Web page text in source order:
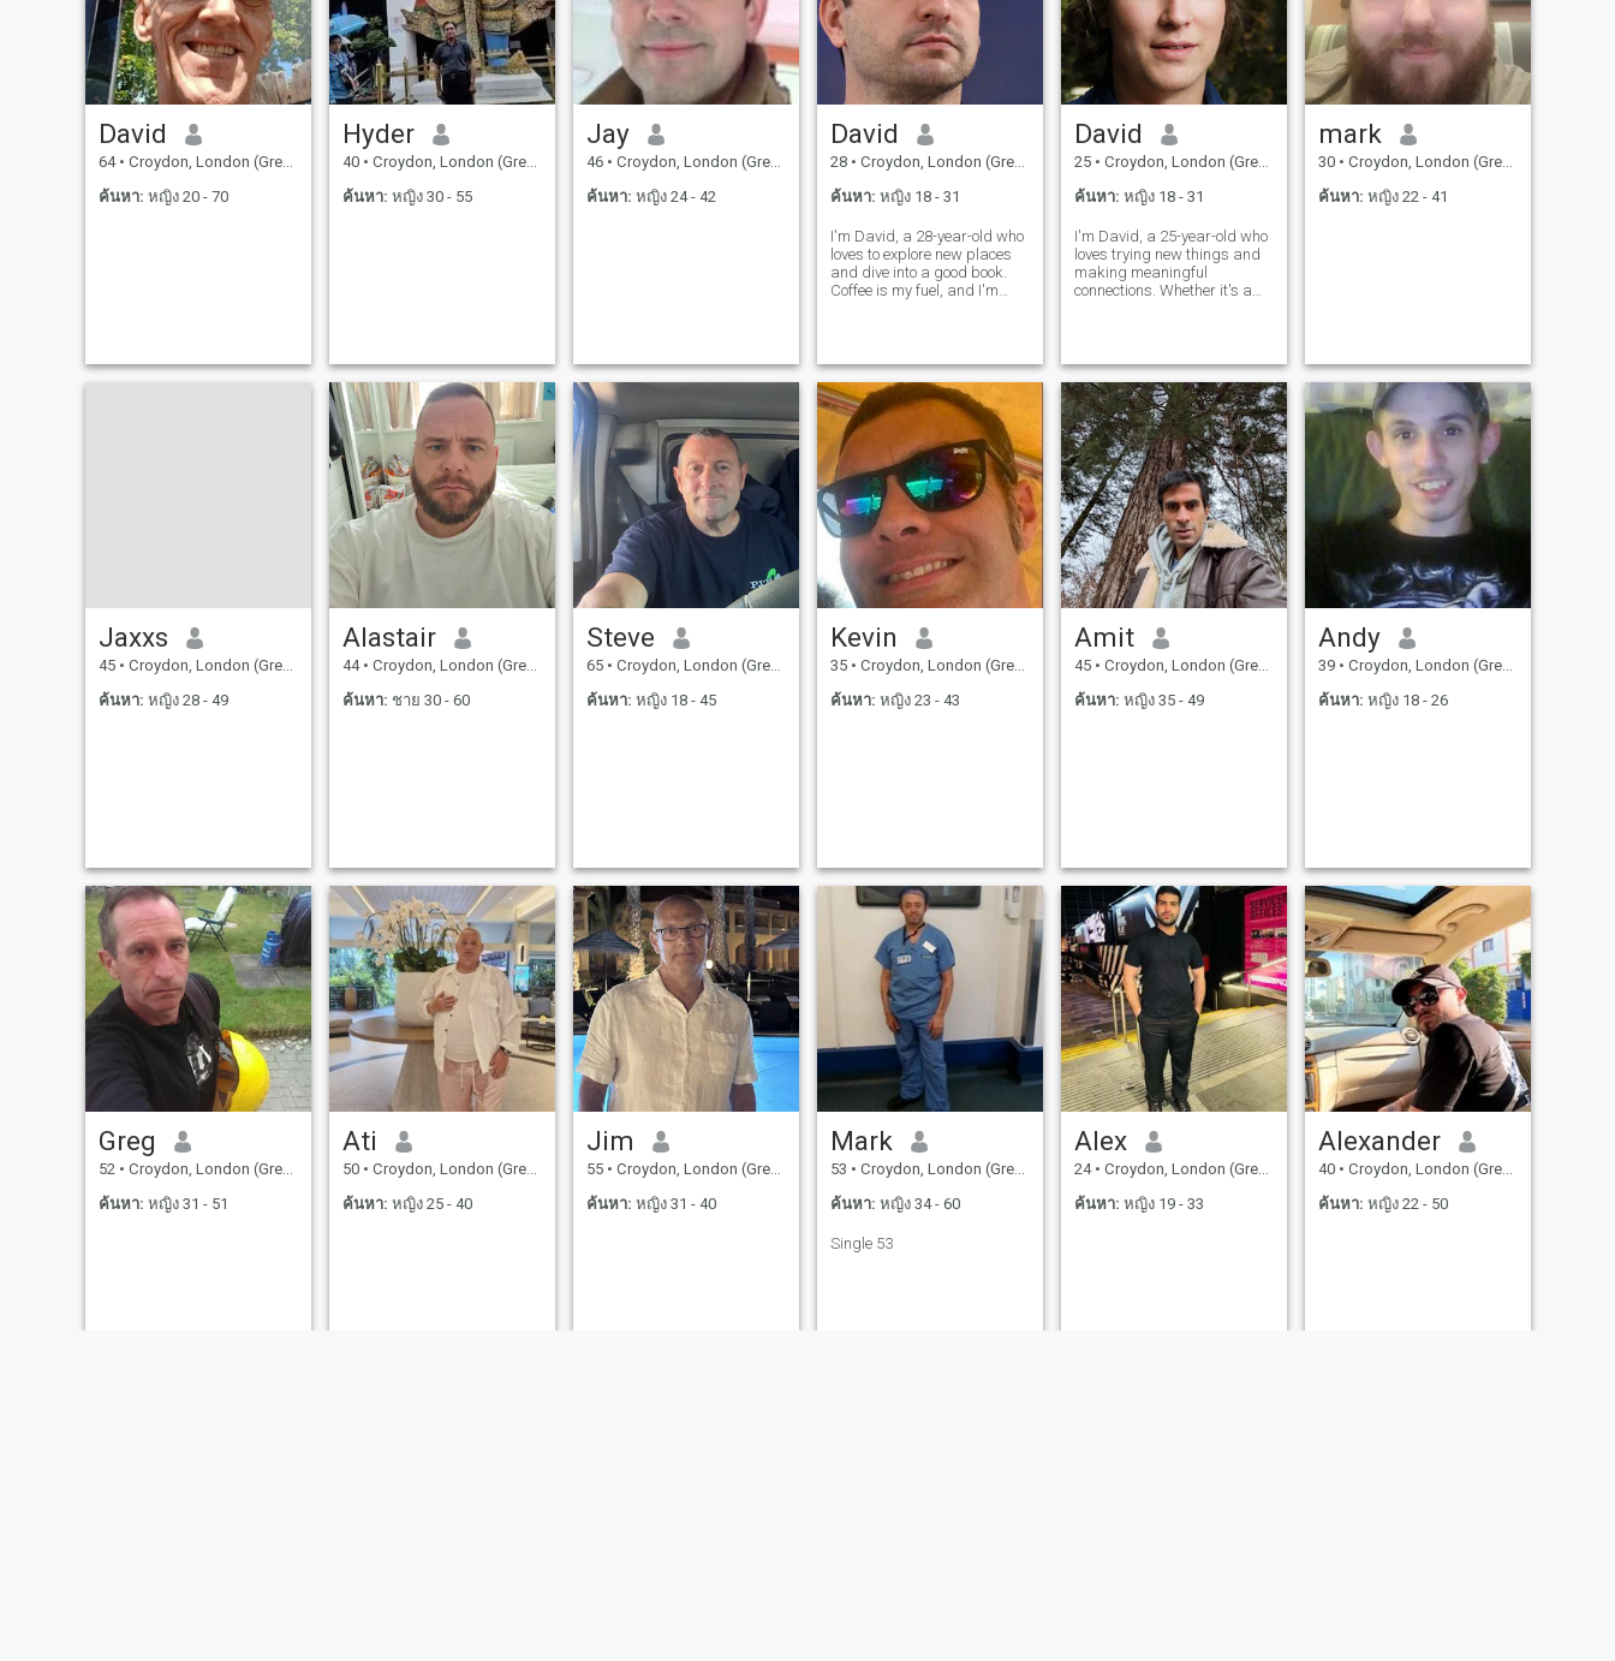
เพราะฉันสบายใจกับการแต่ง
ตัวอย่างเป็นทางการ แต่ฉันก็
ไม่ธรรมดา ผมกําลังมองหา
คนที่ใกล้เคียงกับอายุผม
David
64 • Croydon, London (Greater), อังกฤษ
ค้นหา: หญิง 20 - 70
Hyder
40 • Croydon, London (Greater), อังกฤษ
ค้นหา: หญิง 30 - 55
Jay
46 • Croydon, London (Greater), อังกฤษ
ค้นหา: หญิง 24 - 42
David
28 • Croydon, London (Greater), อังกฤษ
ค้นหา: หญิง 18 - 31
I'm David, a 28-year-old who
loves to explore new places
and dive into a good book.
Coffee is my fuel, and I'm
David
25 • Croydon, London (Greater), อังกฤษ
ค้นหา: หญิง 18 - 31
I'm David, a 25-year-old who
loves trying new things and
making meaningful
connections. Whether it's a
humor, and a sense of
adventure in our relationship.
mark
30 • Croydon, London (Greater), อังกฤษ
ค้นหา: หญิง 22 - 41
Jaxxs
45 • Croydon, London (Greater), อังกฤษ
ค้นหา: หญิง 28 - 49
Alastair
44 • Croydon, London (Greater), อังกฤษ
ค้นหา: ชาย 30 - 60
Steve
65 • Croydon, London (Greater), อังกฤษ
ค้นหา: หญิง 18 - 45
Kevin
35 • Croydon, London (Greater), อังกฤษ
ค้นหา: หญิง 23 - 43
Amit
45 • Croydon, London (Greater), อังกฤษ
ค้นหา: หญิง 35 - 49
Andy
39 • Croydon, London (Greater), อังกฤษ
ค้นหา: หญิง 18 - 26
Greg
52 • Croydon, London (Greater), อังกฤษ
ค้นหา: หญิง 31 - 51
Ati
50 • Croydon, London (Greater), อังกฤษ
ค้นหา: หญิง 25 - 40
Jim
55 • Croydon, London (Greater), อังกฤษ
ค้นหา: หญิง 31 - 40
Mark
53 • Croydon, London (Greater), อังกฤษ
ค้นหา: หญิง 34 - 60
Single 53
Alex
24 • Croydon, London (Greater), อังกฤษ
ค้นหา: หญิง 19 - 33
Alexander
40 • Croydon, London (Greater), อังกฤษ
ค้นหา: หญิง 22 - 50